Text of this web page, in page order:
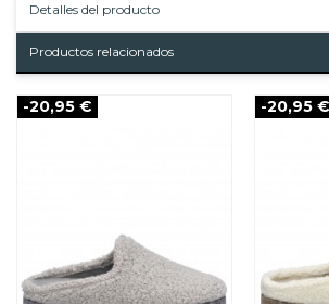
Detalles del producto
Productos relacionados
-20,95 € -20,95 €